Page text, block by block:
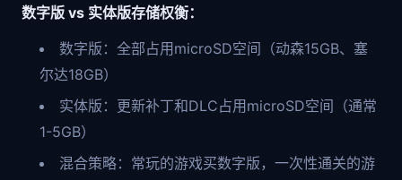
数字版 vs 实体版存储权衡：
数字版：全部占用microSD空间（动森15GB、塞
尔达18GB）
实体版：更新补丁和DLC占用microSD空间（通常
1-5GB）
混合策略：常玩的游戏买数字版，一次性通关的游